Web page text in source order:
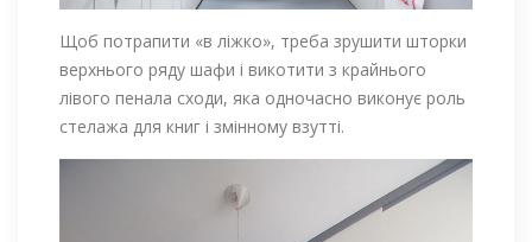
Щоб потрапити «в ліжко», треба зрушити шторки
верхнього ряду шафи і викотити з крайнього
лівого пенала сходи, яка одночасно виконує роль
стелажа для книг і змінному взутті.